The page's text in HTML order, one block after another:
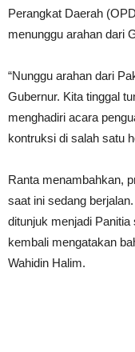
Perangkat Daerah
menunggu arahan dari
“Nunggu arahan dari
Gubernur. Kita tinggal
menghadiri acara
kontruksi di salah satu
Ranta menambahkan,
saat ini sedang
ditunjuk menjadi
kembali mengatakan
Wahidin Halim.